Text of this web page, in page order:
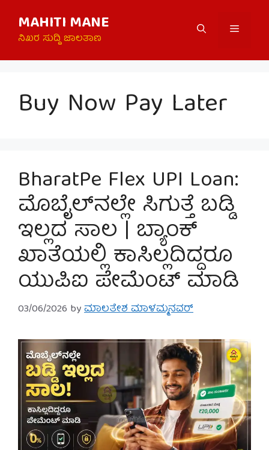
content
MAHITI MANE
ನಿಖರ ಸುದ್ದಿ ಜಾಲತಾಣ
Menu
Buy Now Pay Later
BharatPe Flex UPI Loan:
ಮೊಬೈಲ್‌ನಲ್ಲೇ ಸಿಗುತ್ತೆ ಬಡ್ಡಿ
ಇಲ್ಲದ ಸಾಲ | ಬ್ಯಾಂಕ್
ಖಾತೆಯಲ್ಲಿ ಕಾಸಿಲ್ಲದಿದ್ದರೂ
ಯುಪಿಐ ಪೇಮೆಂಟ್ ಮಾಡಿ
03/06/2026 byಮಾಲತೇಶ ಮಾಳಮ್ಮನವರ್